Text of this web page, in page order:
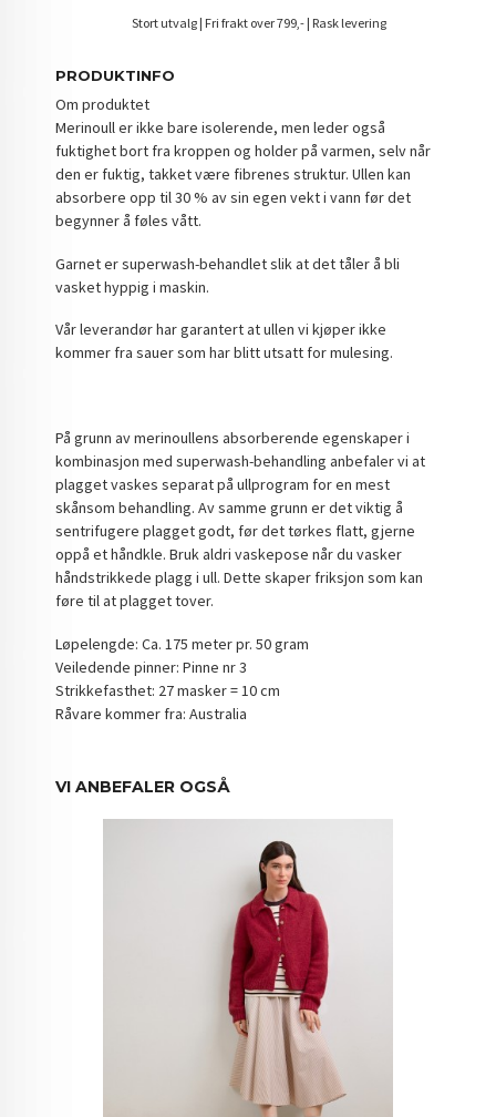
Stort utvalg | Fri frakt over 799,- | Rask levering
PRODUKTINFO
Om produktet
Merinoull er ikke bare isolerende, men leder også
fuktighet bort fra kroppen og holder på varmen, selv når
den er fuktig, takket være fibrenes struktur. Ullen kan
absorbere opp til 30 % av sin egen vekt i vann før det
begynner å føles vått.
Garnet er superwash-behandlet slik at det tåler å bli
vasket hyppig i maskin.
Vår leverandør har garantert at ullen vi kjøper ikke
kommer fra sauer som har blitt utsatt for mulesing.
På grunn av merinoullens absorberende egenskaper i
kombinasjon med superwash-behandling anbefaler vi at
plagget vaskes separat på ullprogram for en mest
skånsom behandling. Av samme grunn er det viktig å
sentrifugere plagget godt, før det tørkes flatt, gjerne
oppå et håndkle. Bruk aldri vaskepose når du vasker
håndstrikkede plagg i ull. Dette skaper friksjon som kan
føre til at plagget tover.
Løpelengde: Ca. 175 meter pr. 50 gram
Veiledende pinner: Pinne nr 3
Strikkefasthet: 27 masker = 10 cm
Råvare kommer fra: Australia
VI ANBEFALER OGSÅ